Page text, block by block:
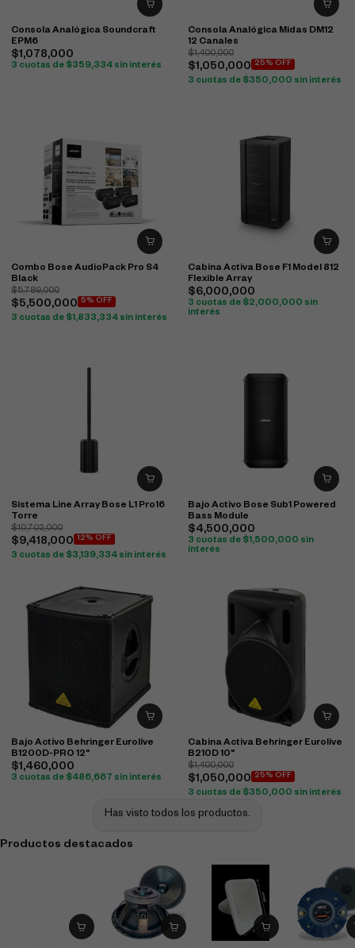
Consola Analógica Soundcraft
EPM6
$1,078,000
3 cuotas de $359,334 sin interés
Consola Analógica Midas DM12
12 Canales
$1,400,000
$1,050,000 25% OFF
3 cuotas de $350,000 sin interés
Combo Bose AudioPack Pro S4
Black
$5,789,000
$5,500,000 5% OFF
3 cuotas de $1,833,334 sin interés
Cabina Activa Bose F1 Model 812
Flexible Array
$6,000,000
3 cuotas de $2,000,000 sin
interés
Sistema Line Array Bose L1 Pro16
Torre
$10,702,000
$9,418,000 12% OFF
3 cuotas de $3,139,334 sin interés
Bajo Activo Bose Sub1 Powered
Bass Module
$4,500,000
3 cuotas de $1,500,000 sin
interés
Bajo Activo Behringer Eurolive
B1200D-PRO 12"
$1,460,000
3 cuotas de $486,667 sin interés
Cabina Activa Behringer Eurolive
B210D 10"
$1,400,000
$1,050,000 25% OFF
3 cuotas de $350,000 sin interés
Has visto todos los productos.
Productos destacados